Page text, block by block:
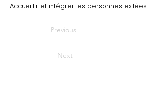
Accueillir et intégrer les personnes exilées
Previous
Next